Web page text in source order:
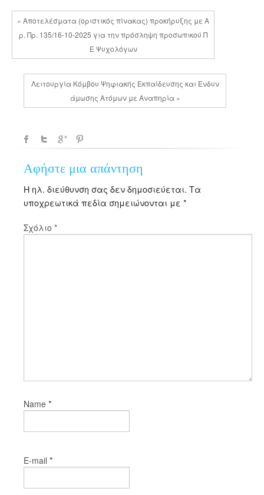
« Αποτελέσματα (οριστικός πίνακας) προκήρυξης με Α
ρ. Πρ. 135/16-10-2025 για την πρόσληψη προσωπικού Π
Ε Ψυχολόγων
Λειτουργία Κόμβου Ψηφιακής Εκπαίδευσης και Ενδυν
άμωσης Ατόμων με Αναπηρία »
Αφήστε μια απάντηση
Η ηλ. διεύθυνση σας δεν δημοσιεύεται. Τα
υποχρεωτικά πεδία σημειώνονται με *
Σχόλιο *
Name *
E-mail *